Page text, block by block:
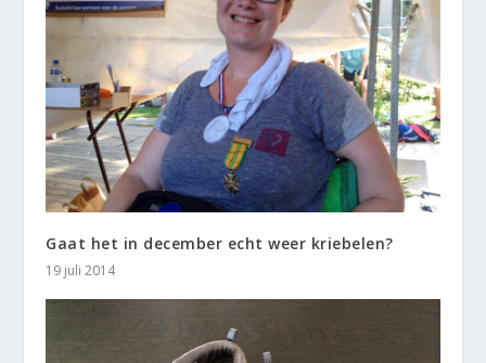
Gaat het in december echt weer kriebelen?
19 juli 2014